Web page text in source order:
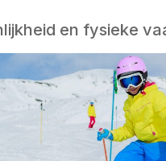
en fysieke